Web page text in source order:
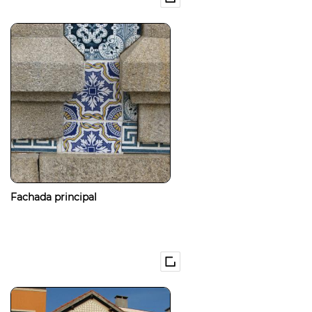
Fachada principal